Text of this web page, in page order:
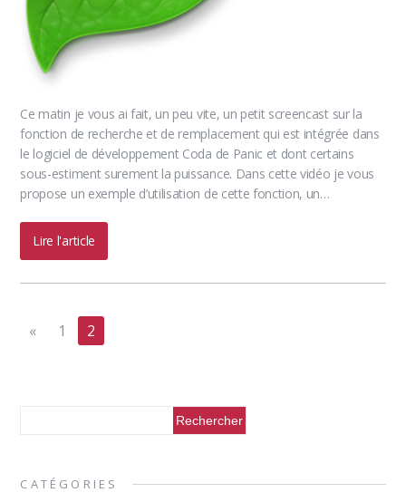
Ce matin je vous ai fait, un peu vite, un petit screencast sur la
fonction de recherche et de remplacement qui est intégrée dans
le logiciel de développement Coda de Panic et dont certains
sous-estiment surement la puissance. Dans cette vidéo je vous
propose un exemple d’utilisation de cette fonction, un…
Lire l'article
« 1 2
CATÉGORIES